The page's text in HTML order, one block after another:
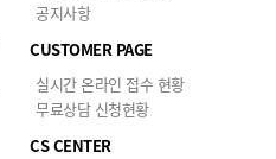
공지사항
CUSTOMER PAGE
실시간 온라인 접수 현황
무료상담 신청현황
CS CENTER